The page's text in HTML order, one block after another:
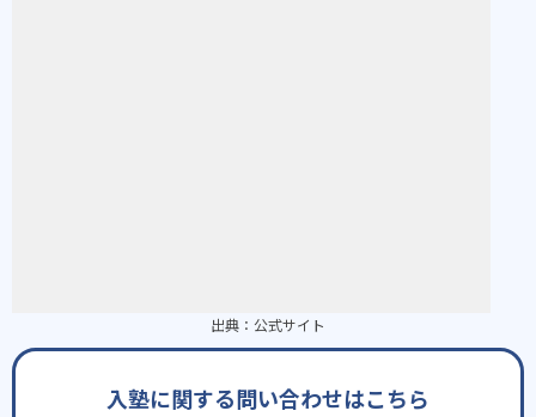
出典： 公式サイト
入塾に関する問い合わせはこちら